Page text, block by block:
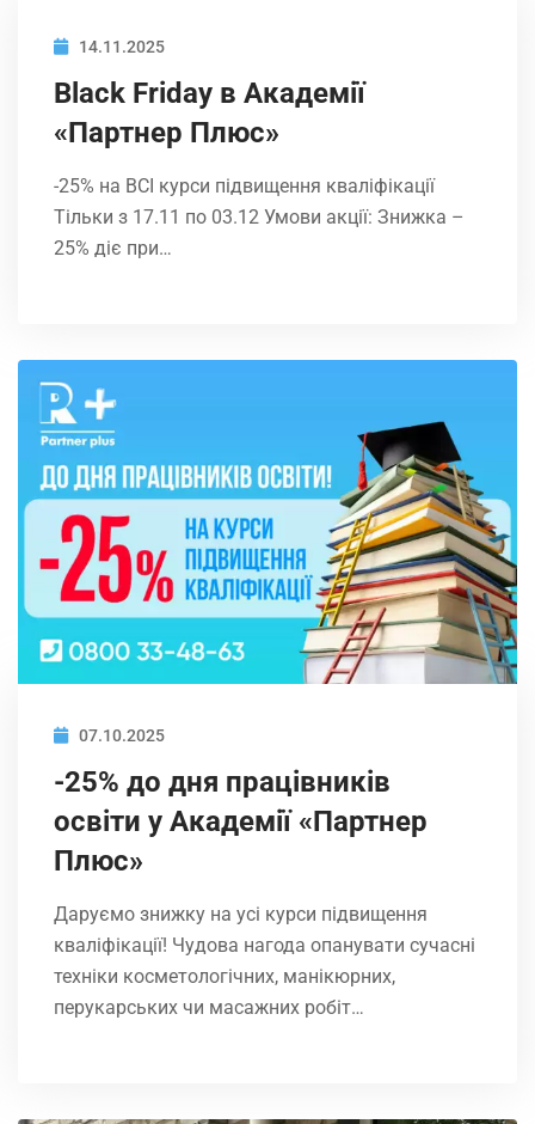
14.11.2025
Black Friday в Академії
«Партнер Плюс»
-25% на ВСІ курси підвищення кваліфікації
Тільки з 17.11 по 03.12 Умови акції: Знижка –
25% діє при…
07.10.2025
-25% до дня працівників
освіти у Академії «Партнер
Плюс»
Даруємо знижку на усі курси підвищення
кваліфікації! Чудова нагода опанувати сучасні
техніки косметологічних, манікюрних,
перукарських чи масажних робіт…